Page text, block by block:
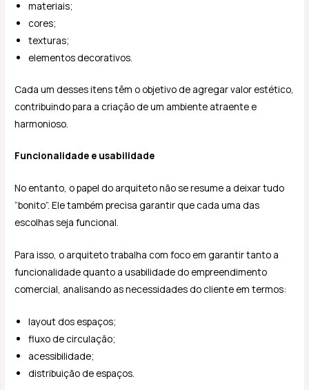
materiais;
cores;
texturas;
elementos decorativos.
Cada um desses itens têm o objetivo de agregar valor estético,
contribuindo para a criação de um ambiente atraente e
harmonioso.
Funcionalidade e usabilidade
No entanto, o papel do arquiteto não se resume a deixar tudo
“bonito”. Ele também precisa garantir que cada uma das
escolhas seja funcional.
Para isso, o arquiteto trabalha com foco em garantir tanto a
funcionalidade quanto a usabilidade do empreendimento
comercial, analisando as necessidades do cliente em termos:
layout dos espaços;
fluxo de circulação;
acessibilidade;
distribuição de espaços.